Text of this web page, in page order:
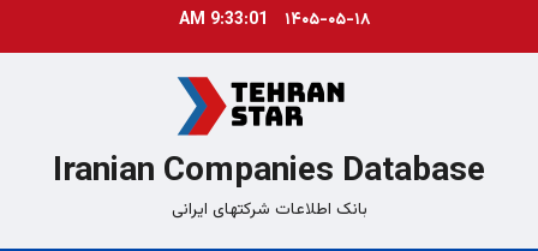
۱۴۰۵-۰۵-۱۸ 9:33:01 AM
Iranian Companies Database
بانک اطلاعات شرکتهای ایرانی